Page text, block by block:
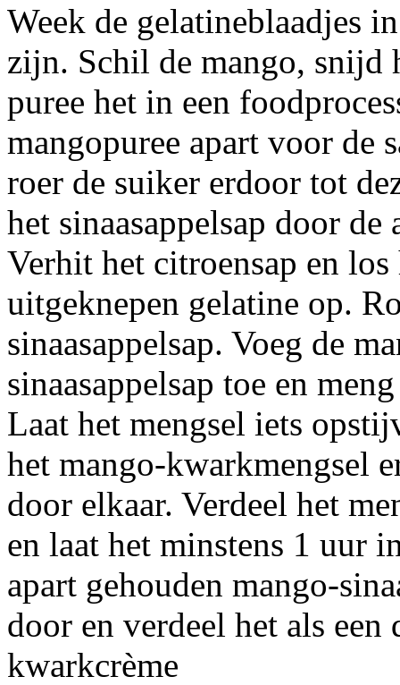
Week de gelatineblaadjes
zijn. Schil de mango, snijd
puree het in een
mangopuree apart voor de
roer de suiker erdoor tot
het sinaasappelsap door
Verhit het citroensap en
uitgeknepen gelatine op.
sinaasappelsap. Voeg de
sinaasappelsap toe en
Laat het mengsel iets
het mango-kwarkmengsel
door elkaar. Verdeel het
en laat het minstens 1 uur
apart gehouden mango-
door en verdeel het als
kwarkcrème